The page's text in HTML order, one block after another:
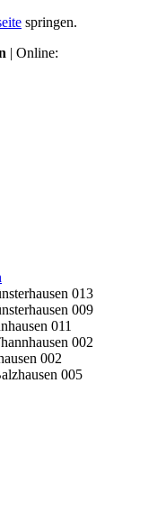
springen.
| Online: